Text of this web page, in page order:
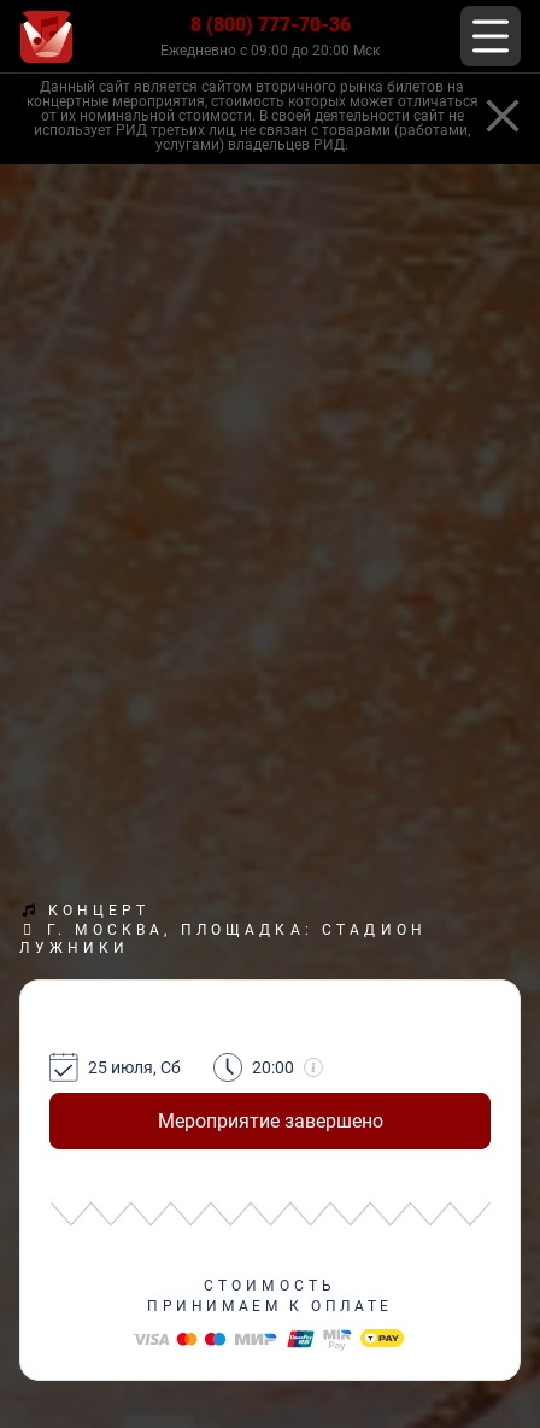
8 (800) 777-70-36
Ежедневно с 09:00 до 20:00 Мск
Данный сайт является сайтом вторичного рынка билетов на
концертные мероприятия, стоимость которых может отличаться
от их номинальной стоимости. В своей деятельности сайт не
использует РИД третьих лиц, не связан с товарами (работами,
услугами) владельцев РИД.
КОНЦЕРТ
Г. МОСКВА, ПЛОЩАДКА: СТАДИОН
ЛУЖНИКИ
Мероприятие завершено
25 июля, Сб 20:00
СТОИМОСТЬ
ПРИНИМАЕМ К ОПЛАТЕ